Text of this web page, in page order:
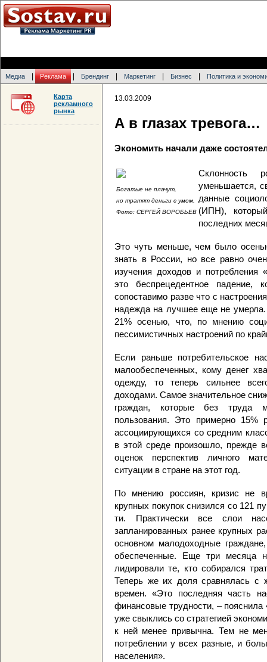
Медиа Реклама Брендинг Маркетинг Бизнес Политика и
13.03.2009
А в глазах тревога…
Экономить начали даже
Богатые не плачут,
но тратят деньги с умом.
Фото: СЕРГЕЙ ВОРОБЬЕВ
Склонность
уменьшается,
данные
(ИПН),
последних
Это чуть меньше, чем было
знать в России, но все равно
изучения доходов и потребления
это беспрецедентное падение,
сопоставимо разве что с
надежда на лучшее еще не
21% осенью, что, по мнению
пессимистичных настроений по
Если раньше потребительское
малообеспеченных, кому денег
одежду, то теперь сильнее
доходами. Самое значительное
граждан, которые без труда
пользования. Это примерно 15%
ассоциирующихся со средним
в этой среде произошло, прежде
оценок перспектив личного
ситуации в стране на этот год.
По мнению россиян, кризис не
крупных покупок снизился со 121
ти. Практически все слои
запланированных ранее крупных
основном малодоходные
обеспеченные. Еще три месяца
лидировали те, кто собирался
Теперь же их доля сравнялась
времен. «Это последняя часть
финансовые трудности, –
уже свыклись со стратегией
к ней менее привычна. Тем не
потреблении у всех разные, и
населения».
Карта
рекламного
рынка